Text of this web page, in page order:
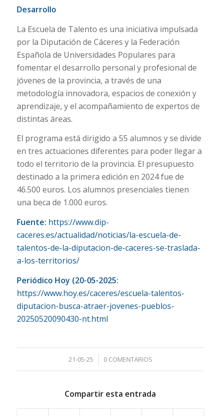
Desarrollo
La Escuela de Talento es una iniciativa impulsada
por la Diputación de Cáceres y la Federación
Española de Universidades Populares para
fomentar el desarrollo personal y profesional de
jóvenes de la provincia, a través de una
metodología innovadora, espacios de conexión y
aprendizaje, y el acompañamiento de expertos de
distintas áreas.
El programa está dirigido a 55 alumnos y se divide
en tres actuaciones diferentes para poder llegar a
todo el territorio de la provincia. El presupuesto
destinado a la primera edición en 2024 fue de
46.500 euros. Los alumnos presenciales tienen
una beca de 1.000 euros.
Fuente: https://www.dip-
caceres.es/actualidad/noticias/la-escuela-de-
talentos-de-la-diputacion-de-caceres-se-traslada-
a-los-territorios/
Periódico Hoy (20-05-2025:
https://www.hoy.es/caceres/escuela-talentos-
diputacion-busca-atraer-jovenes-pueblos-
20250520090430-nt.html
21-05-25
/ 0 COMENTARIOS
Compartir esta entrada